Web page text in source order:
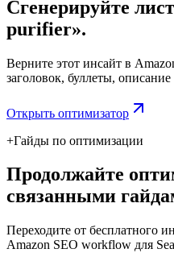
Сгенерируйте
purifier».
Верните этот инсайт в
заголовок, буллеты,
Открыть оптимизатор
+Гайды по оптимизации
Продолжайте
связанными
Переходите от бесплатного
Amazon SEO workflow для